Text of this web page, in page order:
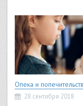
Опека и
28 сентября 2018